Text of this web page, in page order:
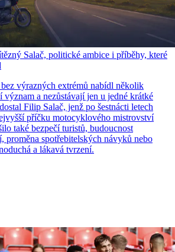
Salač, politické ambice i příběhy, které
výrazných extrémů nabídl několik
význam a nezůstávají jen u jedné krátké
Filip Salač, jenž po šestnácti letech
příčku motocyklového mistrovství
také bezpečí turistů, budoucnost
proměna spotřebitelských návyků nebo
a lákavá tvrzení.